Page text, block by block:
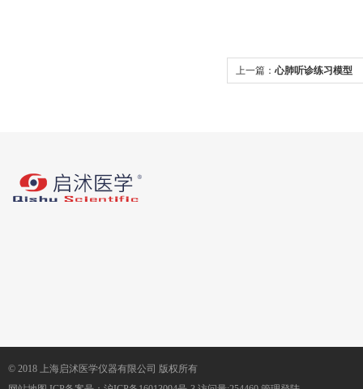
上一篇：心肺听诊练习模型
© 2018 上海启沭医学仪器有限公司 版权所有